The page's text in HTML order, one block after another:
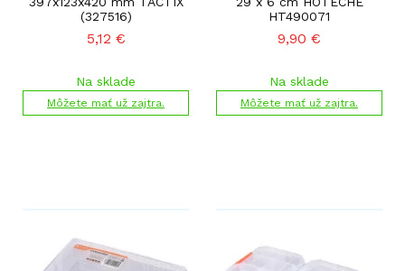
(327516)
5,12 €
Na sklade
Môžete mať už zajtra.
HT490071
9,90 €
Na sklade
Môžete mať už zajtra.